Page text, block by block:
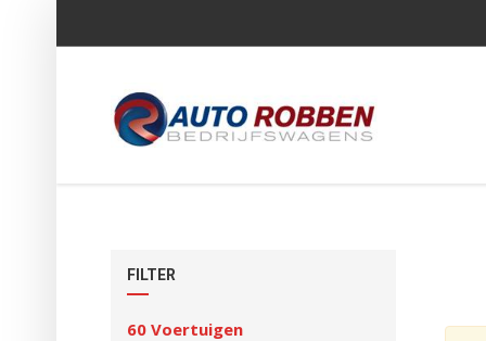
FILTER
60 Voertuigen